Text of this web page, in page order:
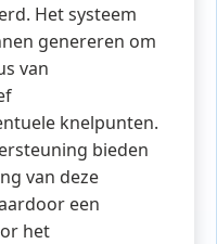
Het systeem
genereren om
van
knelpunten.
bieden
van deze
een
het